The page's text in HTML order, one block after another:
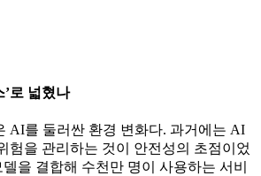
’로 넓혔나
AI를 둘러싼 환경 변화다. 과거에는 AI
험을 관리하는 것이 안전성의 초점이었
을 결합해 수천만 명이 사용하는 서비